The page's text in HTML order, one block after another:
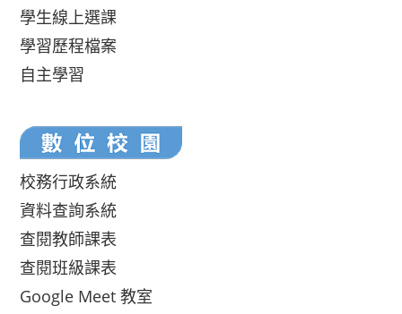
學生線上選課
學習歷程檔案
自主學習
校務行政系統
資料查詢系統
查閱教師課表
查閱班級課表
Google Meet 教室